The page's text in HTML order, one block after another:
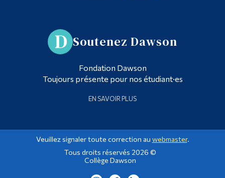
Soutenez Dawson
Fondation Dawson
Toujours présente pour nos étudiant·es
EN SAVOIR PLUS
Veuillez signaler toute correction au webmaster.
Tous droits réservés 2026 ©
Collège Dawson